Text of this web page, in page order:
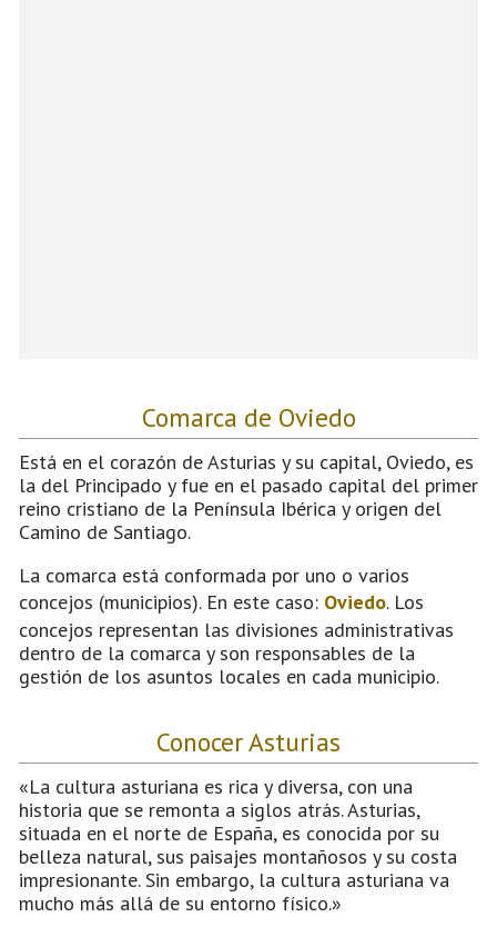
Comarca de Oviedo
Está en el corazón de Asturias y su capital, Oviedo, es
la del Principado y fue en el pasado capital del primer
reino cristiano de la Península Ibérica y origen del
Camino de Santiago.
La comarca está conformada por uno o varios
concejos (municipios). En este caso: Oviedo. Los
concejos representan las divisiones administrativas
dentro de la comarca y son responsables de la
gestión de los asuntos locales en cada municipio.
Conocer Asturias
«La cultura asturiana es rica y diversa, con una
historia que se remonta a siglos atrás. Asturias,
situada en el norte de España, es conocida por su
belleza natural, sus paisajes montañosos y su costa
impresionante. Sin embargo, la cultura asturiana va
mucho más allá de su entorno físico.»